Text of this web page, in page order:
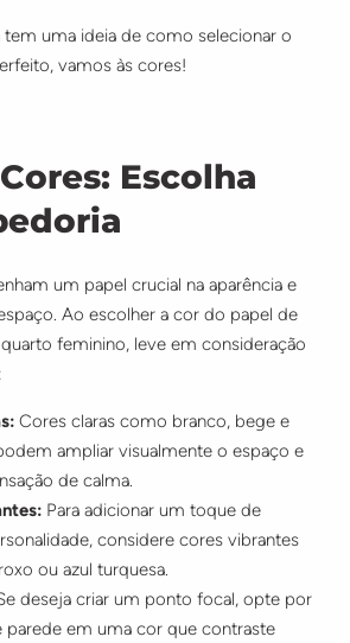
uma ideia de como selecionar o
vamos às cores!
Escolha
um papel crucial na aparência e
Ao escolher a cor do papel de
feminino, leve em consideração
Cores claras como branco, bege e
ampliar visualmente o espaço e
de calma.
Para adicionar um toque de
considere cores vibrantes
ou azul turquesa.
deseja criar um ponto focal, opte por
parede em uma cor que contraste